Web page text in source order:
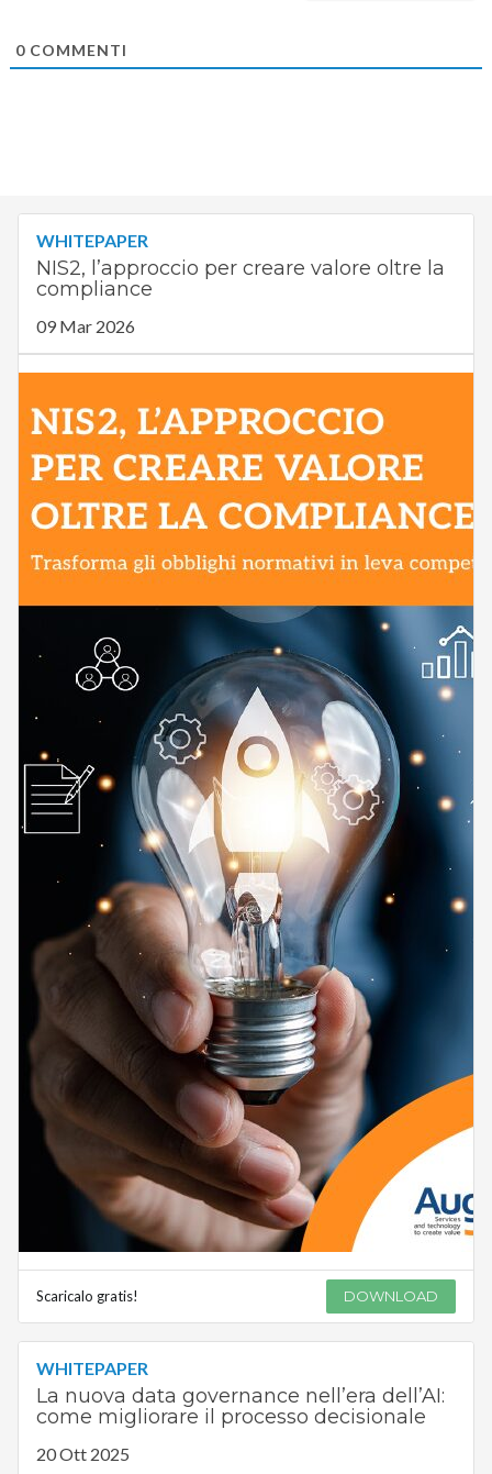
0COMMENTI
WHITEPAPER
NIS2, l’approccio per creare valore oltre la
compliance
09 Mar 2026
Scaricalo gratis! DOWNLOAD
WHITEPAPER
La nuova data governance nell’era dell’AI:
come migliorare il processo decisionale
20 Ott 2025